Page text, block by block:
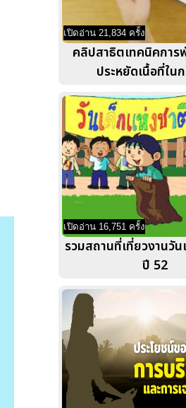
เปิดอ่าน 21,834 ครั้ง
คลิปสาธิตเทคนิคกา
ประหยัดเนื้อที่ในก
เปิดอ่าน 16,751 ครั้ง
รวมสถานที่เที่ยวงานวั
ปี 52